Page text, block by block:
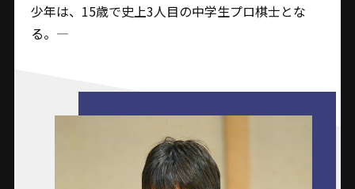
少年は、15歳で史上3人目の中学生プロ棋士とな
る。―